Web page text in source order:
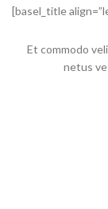
[basel_title
Et commodo
netus